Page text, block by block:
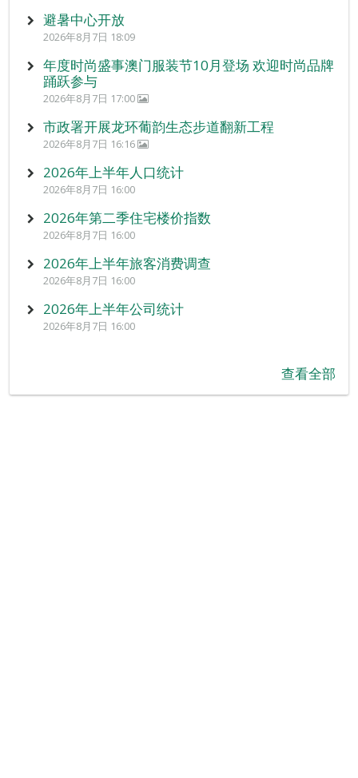
避暑中心开放
2026年8月7日 18:09
年度时尚盛事澳门服装节10月登场 欢迎时尚品牌
踊跃参与
2026年8月7日 17:00
市政署开展龙环葡韵生态步道翻新工程
2026年8月7日 16:16
2026年上半年人口统计
2026年8月7日 16:00
2026年第二季住宅楼价指数
2026年8月7日 16:00
2026年上半年旅客消费调查
2026年8月7日 16:00
2026年上半年公司统计
2026年8月7日 16:00
查看全部